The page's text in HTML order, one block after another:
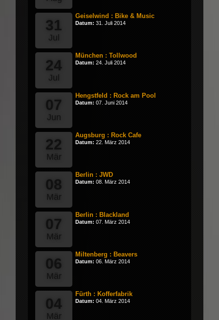
31
Jul
Geiselwind : Bike & Music
Datum: 31. Juli 2014
24
Jul
München : Tollwood
Datum: 24. Juli 2014
07
Jun
Hengstfeld : Rock am Pool
Datum: 07. Juni 2014
22
Mär
Augsburg : Rock Cafe
Datum: 22. März 2014
08
Mär
Berlin : JWD
Datum: 08. März 2014
07
Mär
Berlin : Blackland
Datum: 07. März 2014
06
Mär
Miltenberg : Beavers
Datum: 06. März 2014
04
Mär
Fürth : Kofferfabrik
Datum: 04. März 2014